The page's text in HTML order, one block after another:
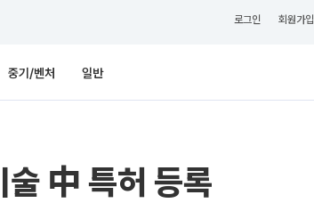
로그인 회원가입
중기/벤처 일반
술 中 특허 등록